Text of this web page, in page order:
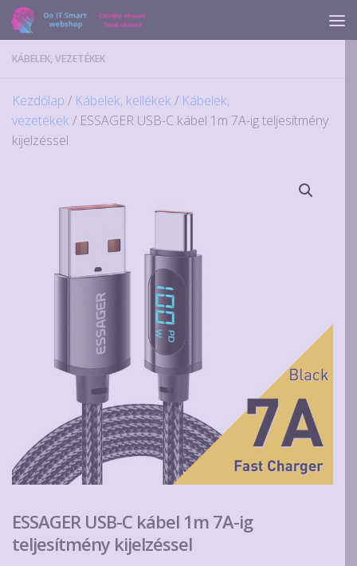
Skip to content
KÁBELEK, VEZETÉKEK
Kezdőlap / Kábelek, kellékek / Kábelek,
vezetékek / ESSAGER USB-C kábel 1m 7A-ig teljesítmény
kijelzéssel
ESSAGER USB-C kábel 1m 7A-ig
teljesítmény kijelzéssel